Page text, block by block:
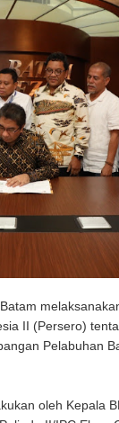
II (Persero)
Pelabuhan
oleh Kepala